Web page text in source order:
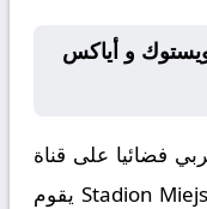
و أياكس
فضائيا على قناة
ويتم إستضافة المباراه في ملعب Stadion Miejski يقوم